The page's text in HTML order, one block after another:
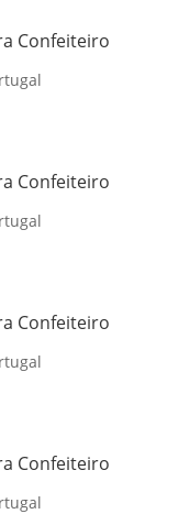
Confeiteiro
Confeiteiro
Confeiteiro
Confeiteiro